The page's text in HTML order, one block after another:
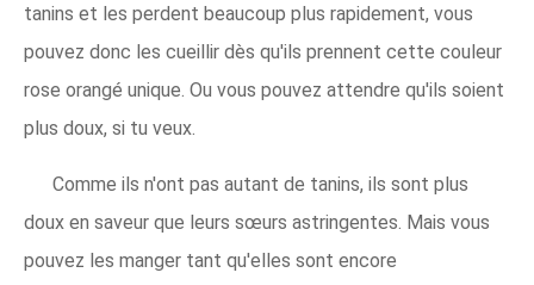
tanins et les perdent beaucoup plus rapidement, vous
pouvez donc les cueillir dès qu'ils prennent cette couleur
rose orangé unique. Ou vous pouvez attendre qu'ils soient
plus doux, si tu veux.
Comme ils n'ont pas autant de tanins, ils sont plus
doux en saveur que leurs sœurs astringentes. Mais vous
pouvez les manger tant qu'elles sont encore